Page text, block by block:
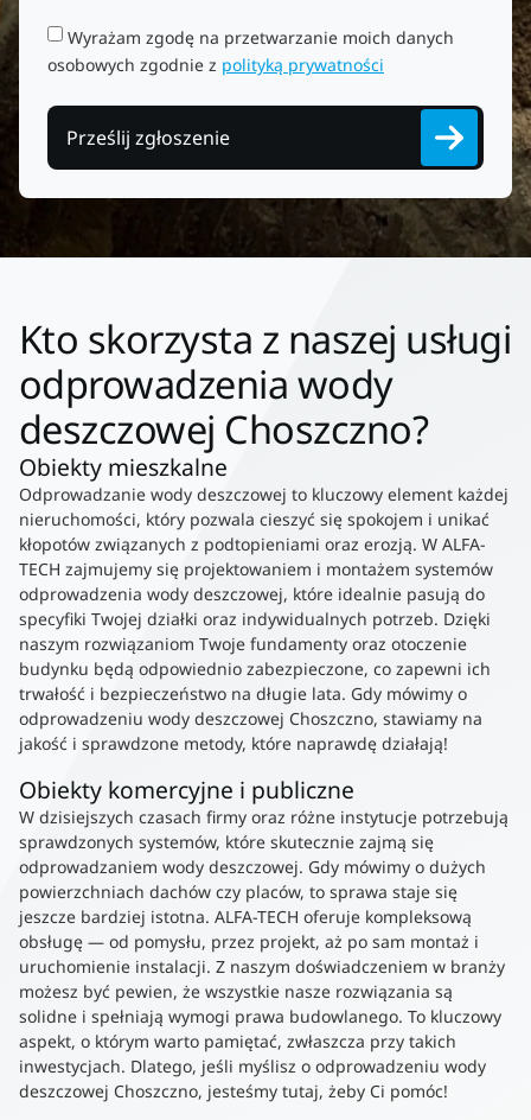
Wyrażam zgodę na przetwarzanie moich danych
osobowych zgodnie z polityką prywatności
Prześlij zgłoszenie
Kto skorzysta z naszej usługi
odprowadzenia wody
deszczowej Choszczno?
Obiekty mieszkalne
Odprowadzanie wody deszczowej to kluczowy element każdej
nieruchomości, który pozwala cieszyć się spokojem i unikać
kłopotów związanych z podtopieniami oraz erozją. W ALFA-
TECH zajmujemy się projektowaniem i montażem systemów
odprowadzenia wody deszczowej, które idealnie pasują do
specyfiki Twojej działki oraz indywidualnych potrzeb. Dzięki
naszym rozwiązaniom Twoje fundamenty oraz otoczenie
budynku będą odpowiednio zabezpieczone, co zapewni ich
trwałość i bezpieczeństwo na długie lata. Gdy mówimy o
odprowadzeniu wody deszczowej Choszczno, stawiamy na
jakość i sprawdzone metody, które naprawdę działają!
Obiekty komercyjne i publiczne
W dzisiejszych czasach firmy oraz różne instytucje potrzebują
sprawdzonych systemów, które skutecznie zajmą się
odprowadzaniem wody deszczowej. Gdy mówimy o dużych
powierzchniach dachów czy placów, to sprawa staje się
jeszcze bardziej istotna. ALFA-TECH oferuje kompleksową
obsługę — od pomysłu, przez projekt, aż po sam montaż i
uruchomienie instalacji. Z naszym doświadczeniem w branży
możesz być pewien, że wszystkie nasze rozwiązania są
solidne i spełniają wymogi prawa budowlanego. To kluczowy
aspekt, o którym warto pamiętać, zwłaszcza przy takich
inwestycjach. Dlatego, jeśli myślisz o odprowadzeniu wody
deszczowej Choszczno, jesteśmy tutaj, żeby Ci pomóc!